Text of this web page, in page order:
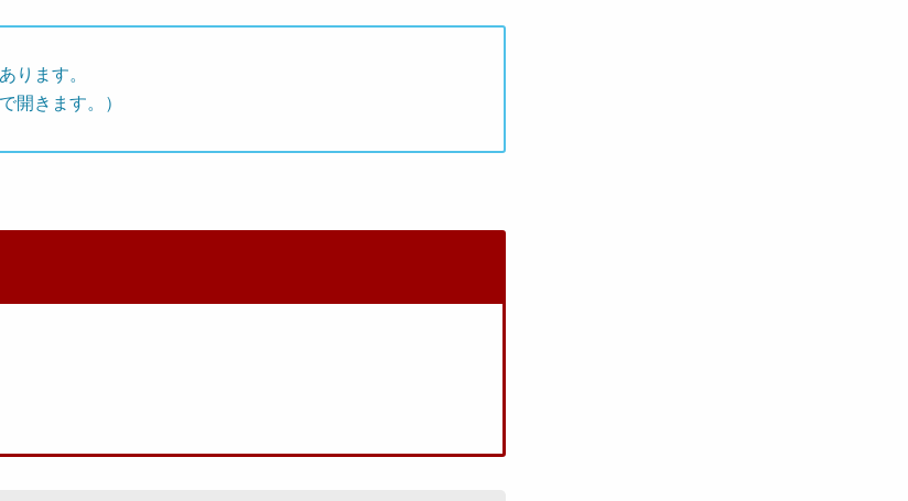
ります。
開きます。）